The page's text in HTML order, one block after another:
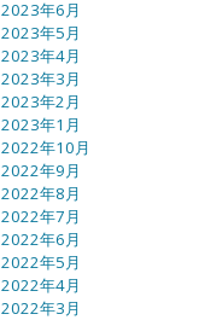
2023年6月
2023年5月
2023年4月
2023年3月
2023年2月
2023年1月
2022年10月
2022年9月
2022年8月
2022年7月
2022年6月
2022年5月
2022年4月
2022年3月